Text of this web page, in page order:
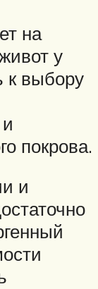
на
у
к выбору
покрова.
и